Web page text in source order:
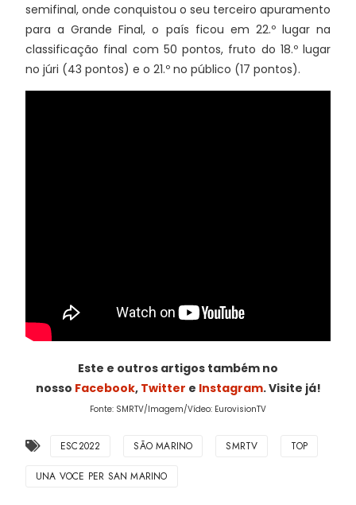
semifinal, onde conquistou o seu terceiro apuramento
para a Grande Final, o país ficou em 22.º lugar na
classificação final com 50 pontos, fruto do 18.º lugar
no júri (43 pontos) e o 21.º no público (17 pontos).
Este e outros artigos também no
nosso Facebook, Twitter e Instagram. Visite já!
Fonte: SMRTV/Imagem/Vídeo: EurovisionTV
ESC2022 SÃO MARINO SMRTV TOP
UNA VOCE PER SAN MARINO